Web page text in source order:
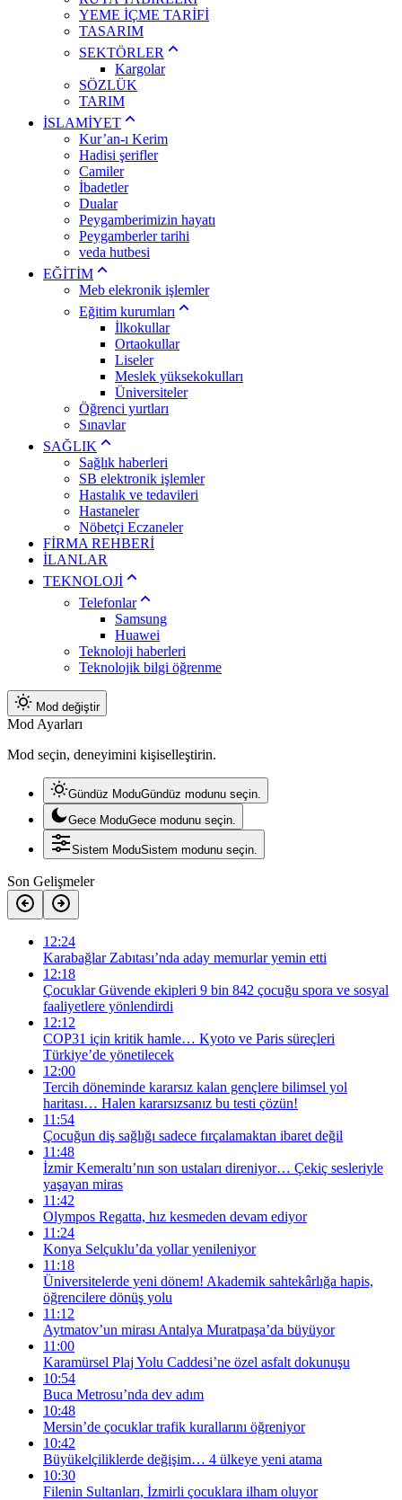
YEME İÇME TARİFİ
TASARIM
SEKTÖRLER
Kargolar
SÖZLÜK
TARIM
İSLAMİYET
Kur’an-ı Kerim
Hadisi şerifler
Camiler
İbadetler
Dualar
Peygamberimizin hayatı
Peygamberler tarihi
veda hutbesi
EĞİTİM
Meb elekronik işlemler
Eğitim kurumları
İlkokullar
Ortaokullar
Liseler
Meslek yüksekokulları
Üniversiteler
Öğrenci yurtları
Sınavlar
SAĞLIK
Sağlık haberleri
SB elektronik işlemler
Hastalık ve tedavileri
Hastaneler
Nöbetçi Eczaneler
FİRMA REHBERİ
İLANLAR
TEKNOLOJİ
Telefonlar
Samsung
Huawei
Teknoloji haberleri
Teknolojik bilgi öğrenme
Mod değiştir
Mod Ayarları
Mod seçin, deneyimini kişiselleştirin.
Gündüz ModuGündüz modunu seçin.
Gece ModuGece modunu seçin.
Sistem ModuSistem modunu seçin.
Son Gelişmeler
12:24
Karabağlar Zabıtası’nda aday memurlar yemin etti
12:18
Çocuklar Güvende ekipleri 9 bin 842 çocuğu spora ve sosyal
faaliyetlere yönlendirdi
12:12
COP31 için kritik hamle… Kyoto ve Paris süreçleri
Türkiye’de yönetilecek
12:00
Tercih döneminde kararsız kalan gençlere bilimsel yol
haritası… Halen kararsızsanız bu testi çözün!
11:54
Çocuğun diş sağlığı sadece fırçalamaktan ibaret değil
11:48
İzmir Kemeraltı’nın son ustaları direniyor… Çekiç sesleriyle
yaşayan miras
11:42
Olympos Regatta, hız kesmeden devam ediyor
11:24
Konya Selçuklu’da yollar yenileniyor
11:18
Üniversitelerde yeni dönem! Akademik sahtekârlığa hapis,
öğrencilere dönüş yolu
11:12
Aytmatov’un mirası Antalya Muratpaşa’da büyüyor
11:00
Karamürsel Plaj Yolu Caddesi’ne özel asfalt dokunuşu
10:54
Buca Metrosu’nda dev adım
10:48
Mersin’de çocuklar trafik kurallarını öğreniyor
10:42
Büyükelçiliklerde değişim… 4 ülkeye yeni atama
10:30
Filenin Sultanları, İzmirli çocuklara ilham oluyor